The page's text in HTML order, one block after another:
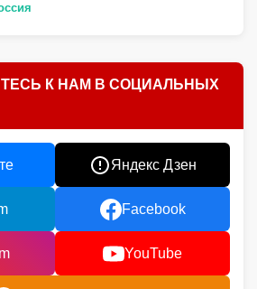
К НАМ В СОЦИАЛЬНЫХ
Яндекс Дзен
Facebook
YouTube